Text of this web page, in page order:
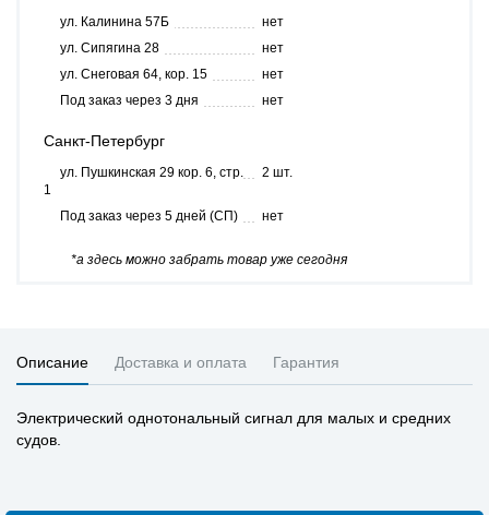
ул. Калинина 57Б
нет
ул. Сипягина 28
нет
ул. Снеговая 64, кор. 15
нет
Под заказ через 3 дня
нет
Санкт-Петербург
ул. Пушкинская 29 кор. 6, стр.
1
2 шт.
Под заказ через 5 дней (СП) нет
*а здесь можно забрать товар уже сегодня
Описание Доставка и оплата Гарантия
Электрический однотональный сигнал для малых и средних
судов.